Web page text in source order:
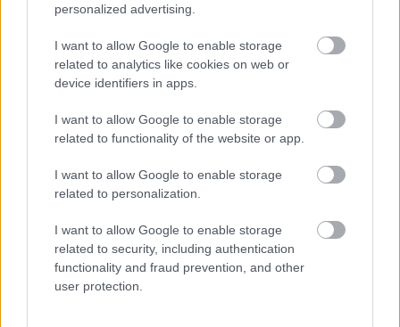
personalized advertising.
I want to allow Google to enable storage
related to analytics like cookies on web or
device identifiers in apps.
I want to allow Google to enable storage
related to functionality of the website or app.
I want to allow Google to enable storage
related to personalization.
I want to allow Google to enable storage
related to security, including authentication
functionality and fraud prevention, and other
user protection.
Εξοικονομώ – Επιχειρώ: Παράταση έως τις 30
Ανασφάλιστα οχήματα: Σε «ψηφιακό κόσκινο» οι
Μετά τα καθαρά οικόπεδα, ας τολμήσουμε τα